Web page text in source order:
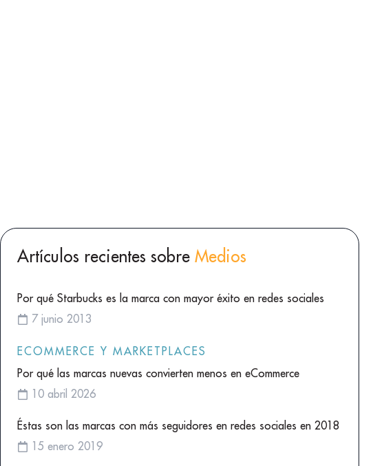
Artículos recientes sobreMedios
Por qué Starbucks es la marca con mayor éxito en redes sociales
7 junio 2013
ECOMMERCE Y MARKETPLACES
Por qué las marcas nuevas convierten menos en eCommerce
10 abril 2026
Éstas son las marcas con más seguidores en redes sociales en 2018
15 enero 2019